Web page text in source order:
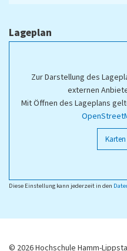
Lageplan
Zur Darstellung des
externen
Mit Öffnen des Lageplans
Diese Einstellung kann jederzeit in den
© 2026 Hochschule Hamm-